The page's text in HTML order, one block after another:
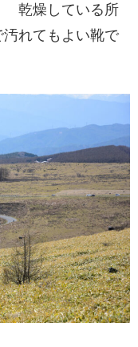
乾燥している所
れてもよい靴で